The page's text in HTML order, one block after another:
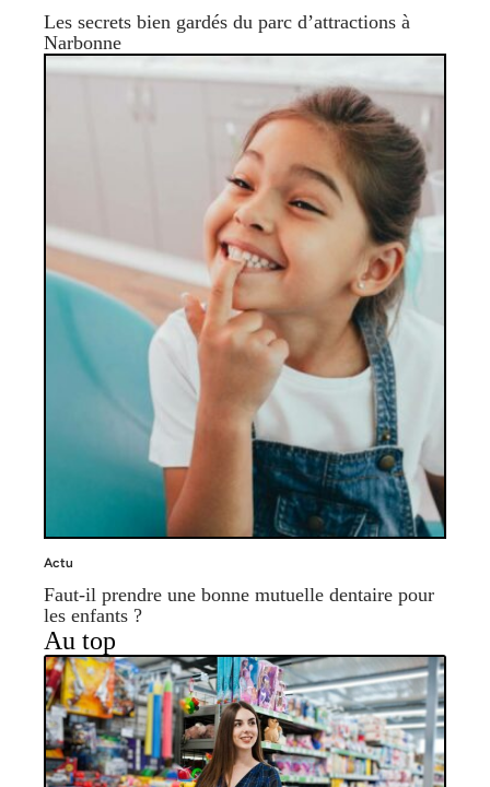
Les secrets bien gardés du parc d’attractions à
Narbonne
Actu
Faut-il prendre une bonne mutuelle dentaire pour
les enfants ?
Au top